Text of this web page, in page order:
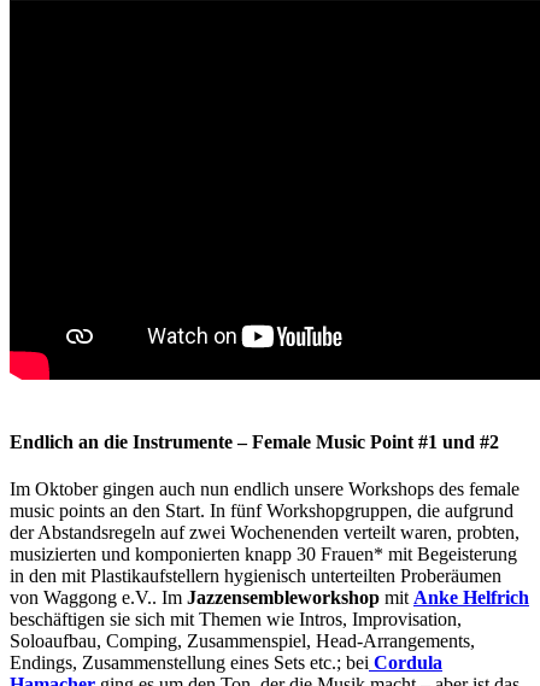
Endlich an die Instrumente – Female Music Point #1 und #2
Im Oktober gingen auch nun endlich unsere Workshops des female
music points an den Start. In fünf Workshopgruppen, die aufgrund
der Abstandsregeln auf zwei Wochenenden verteilt waren, probten,
musizierten und komponierten knapp 30 Frauen* mit Begeisterung
in den mit Plastikaufstellern hygienisch unterteilten Proberäumen
von Waggong e.V.. Im Jazzensembleworkshop mit Anke Helfrich
beschäftigen sie sich mit Themen wie Intros, Improvisation,
Soloaufbau, Comping, Zusammenspiel, Head-Arrangements,
Endings, Zusammenstellung eines Sets etc.; bei Cordula